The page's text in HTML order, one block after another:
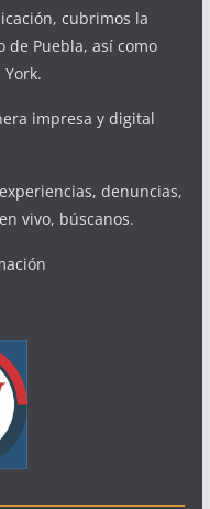
cubrimos la
de Puebla, así como
impresa y digital
denuncias,
vivo, búscanos.